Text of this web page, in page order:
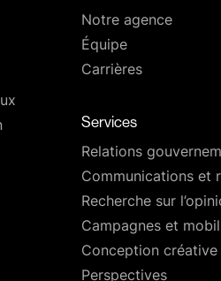
Notre agence
Équipe
Carrières
Services
Relations
Communications et
Recherche sur
Campagnes et
Conception créative
Perspectives